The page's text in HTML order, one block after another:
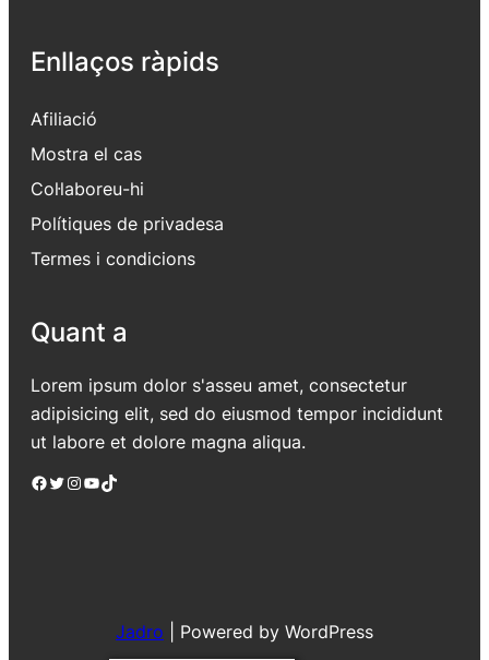
Enllaços ràpids
Afiliació
Mostra el cas
Col·laboreu-hi
Polítiques de privadesa
Termes i condicions
Quant a
Lorem ipsum dolor s'asseu amet, consectetur
adipisicing elit, sed do eiusmod tempor incididunt
ut labore et dolore magna aliqua.
Facebook Twitter Instagram YouTube TikTok
Jadro Powered by WordPress